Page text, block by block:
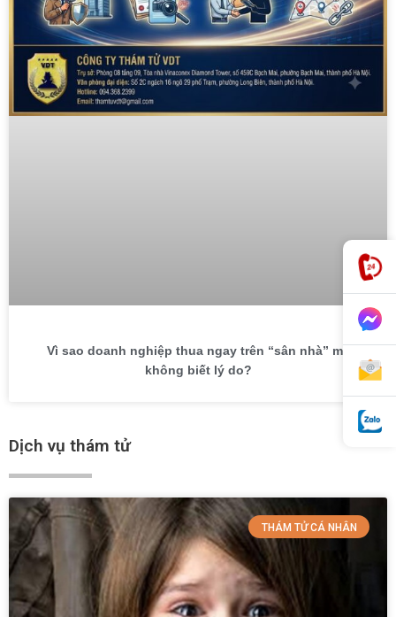
Vì sao doanh nghiệp thua ngay trên “sân nhà” mà
không biết lý do?
Dịch vụ thám tử
THÁM TỬ CÁ NHÂN